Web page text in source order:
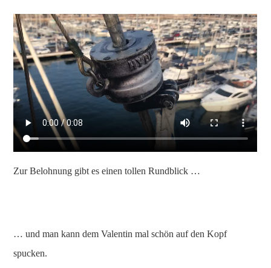
Zur Belohnung gibt es einen tollen Rundblick …
… und man kann dem Valentin mal schön auf den Kopf
spucken.